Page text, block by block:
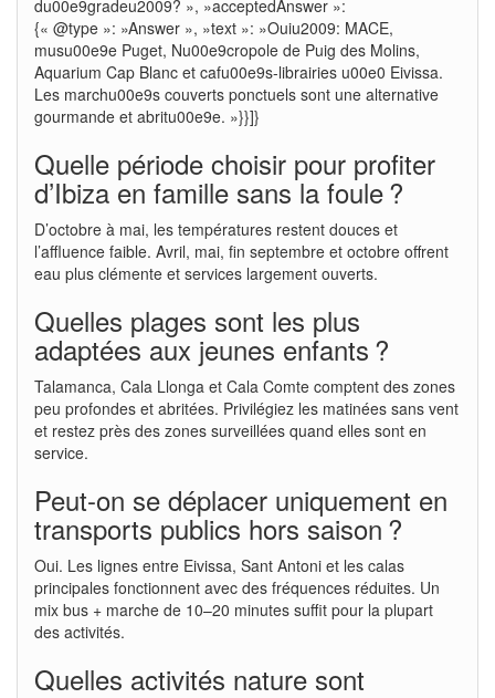
du00e9gradeu2009? », »acceptedAnswer »:
{« @type »: »Answer », »text »: »Ouiu2009: MACE,
musu00e9e Puget, Nu00e9cropole de Puig des Molins,
Aquarium Cap Blanc et cafu00e9s-librairies u00e0 Eivissa.
Les marchu00e9s couverts ponctuels sont une alternative
gourmande et abritu00e9e. »}}]}
Quelle période choisir pour profiter
d’Ibiza en famille sans la foule ?
D’octobre à mai, les températures restent douces et
l’affluence faible. Avril, mai, fin septembre et octobre offrent
eau plus clémente et services largement ouverts.
Quelles plages sont les plus
adaptées aux jeunes enfants ?
Talamanca, Cala Llonga et Cala Comte comptent des zones
peu profondes et abritées. Privilégiez les matinées sans vent
et restez près des zones surveillées quand elles sont en
service.
Peut-on se déplacer uniquement en
transports publics hors saison ?
Oui. Les lignes entre Eivissa, Sant Antoni et les calas
principales fonctionnent avec des fréquences réduites. Un
mix bus + marche de 10–20 minutes suffit pour la plupart
des activités.
Quelles activités nature sont